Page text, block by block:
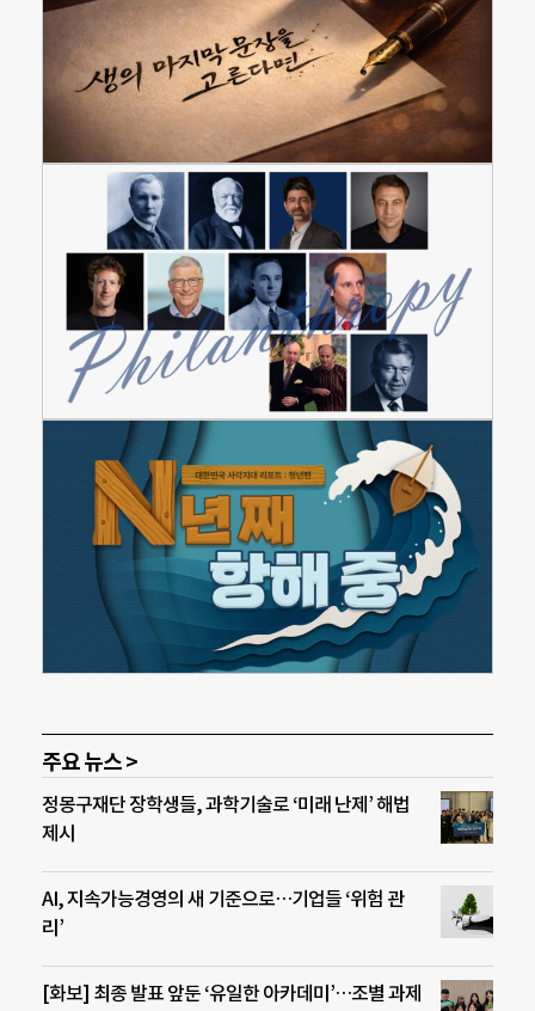
주요 뉴스 >
정몽구재단 장학생들, 과학기술로 ‘미래 난제’ 해법
제시
AI, 지속가능경영의 새 기준으로…기업들 ‘위험 관
리’
[화보] 최종 발표 앞둔 ‘유일한 아카데미’…조별 과제